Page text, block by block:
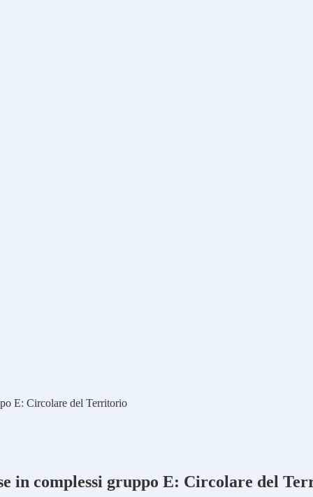
E: Circolare del Territorio
in complessi gruppo E: Circolare del